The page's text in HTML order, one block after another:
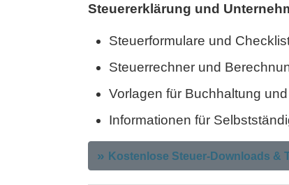
Steuererklärung und
Steuerformulare und
Steuerrechner und
Vorlagen für Buchhaltung
Informationen für
Kostenlose Steuer-Downloads &